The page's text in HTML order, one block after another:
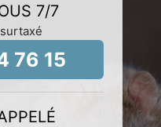
7/7
76 15